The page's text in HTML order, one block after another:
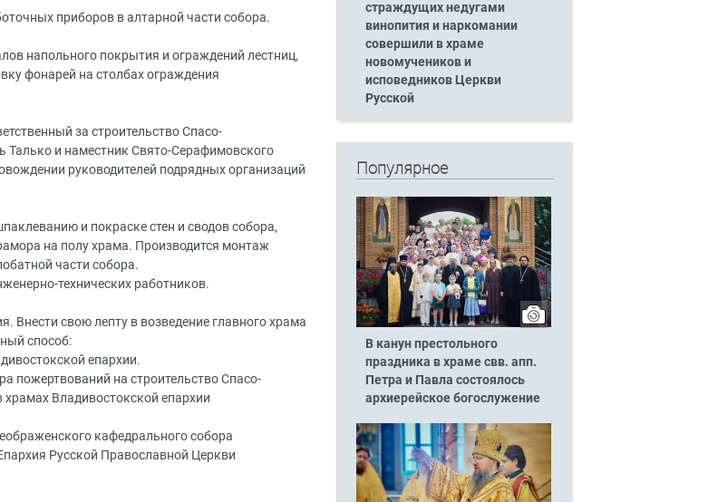
приборов в алтарной части собора.
напольного покрытия и ограждений лестниц,
фонарей на столбах ограждения
за строительство Спасо-
Талько и наместник Свято-Серафимовского
руководителей подрядных организаций
и покраске стен и сводов собора,
на полу храма. Производится монтаж
части собора.
технических работников.
Внести свою лепту в возведение главного храма
способ:
епархии.
пожертвований на строительство Спасо-
Владивостокской епархии
кафедрального собора
Русской Православной Церкви
страждущих недугами
винопития и наркомании
совершили в храме
новомучеников и
исповедников Церкви
Русской
Популярное
В канун престольного
праздника в храме свв. апп.
Петра и Павла состоялось
архиерейское богослужение